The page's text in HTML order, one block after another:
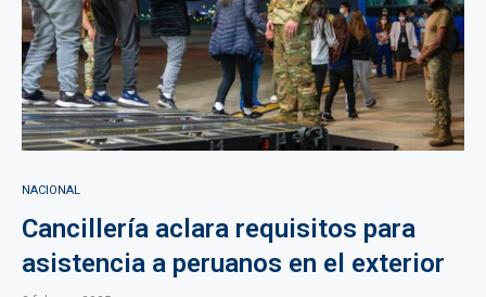
NACIONAL
Cancillería aclara requisitos para
asistencia a peruanos en el exterior